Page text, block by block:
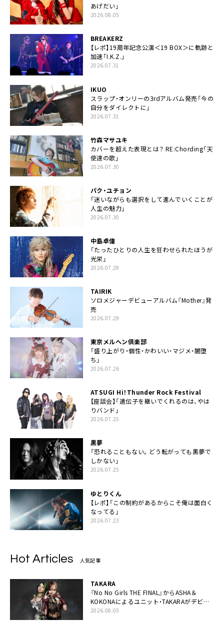
あげだい」
2026.08.05
BREAKERZ
【レポ】19周年記念公演＜19 BOX＞に軌跡と
加速「I.K.Z.」
2026.07.31
IKUO
スラップ・オンリーの3rdアルバム発売「今の
自分をダイレクトに」
2026.07.31
竹森マサユキ
カバーを超えた表現とは？ RE:Chording「天
使達の歌」
2026.07.30
パク・ユチョン
「迷いながらも選択をして進んでいくことが
人生の魅力」
2026.07.30
中島卓偉
「たったひとりの人生を狂わせられたほうが
光栄」
2026.07.29
TAIRIK
ソロメジャーデビューアルバム『Mother』発
売
2026.07.29
東京メルヘン倶楽部
「盛り上がり・個性・かわいい・マジメ・闇堕
ち」
2026.07.26
ATSUGI Hi！Thunder Rock Festival
【座談会】「遺伝子を継いでくれるのは、やは
りバンド」
2026.07.25
黒夢
「恐れることもない。どう転がっても黒夢で
しかない」
2026.07.25
ゆとりくん
【レポ】「この制約があるからこそ俺は面白く
なってる」
2026.07.23
Hot Articles 人気記事
TAKARA
『No No Girls THE FINAL』からASHA＆
KOKONAによるユニット・TAKARAがデビュ
ー
2026.08.05